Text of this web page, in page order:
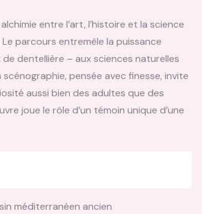
entre l’art, l’histoire et la science
parcours entremêle la puissance
dentellière – aux sciences naturelles
pensée avec finesse, invite
aussi bien des adultes que des
joue le rôle d’un témoin unique d’une
méditerranéen ancien